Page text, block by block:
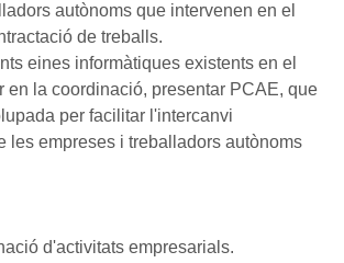
autònoms que intervenen en el
de treballs.
eines informàtiques existents en el
en la coordinació, presentar PCAE, que
per facilitar l'intercanvi
les empreses i treballadors autònoms
d'activitats empresarials.